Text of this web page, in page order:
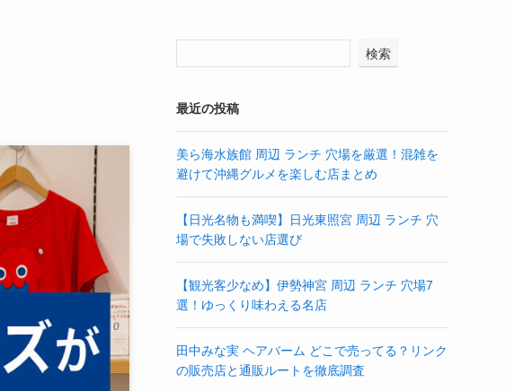
検索
最近の投稿
美ら海水族館 周辺 ランチ 穴場を厳選！混雑を
避けて沖縄グルメを楽しむ店まとめ
【日光名物も満喫】日光東照宮 周辺 ランチ 穴
場で失敗しない店選び
【観光客少なめ】伊勢神宮 周辺 ランチ 穴場7
選！ゆっくり味わえる名店
田中みな実 ヘアバーム どこで売ってる？リンク
の販売店と通販ルートを徹底調査